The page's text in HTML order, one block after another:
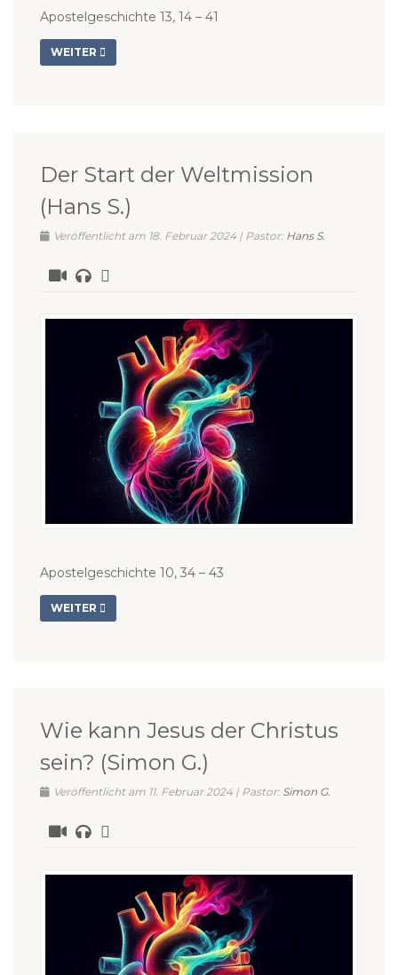
Apostelgeschichte 13, 14 – 41
WEITER
Der Start der Weltmission
(Hans S.)
Veröffentlicht am 18. Februar 2024 | Pastor: Hans S.
Apostelgeschichte 10, 34 – 43
WEITER
Wie kann Jesus der Christus
sein? (Simon G.)
Veröffentlicht am 11. Februar 2024 | Pastor: Simon G.